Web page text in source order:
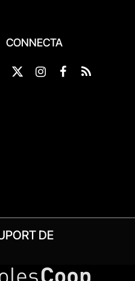
CONNECTA
X
Instagram
Facebook
RSS
DE